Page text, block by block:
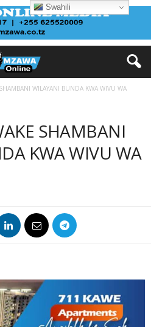
WILAYANI BUNDA KWA WIVU WA
SHAMBANI
KWA WIVU WA
Swahili